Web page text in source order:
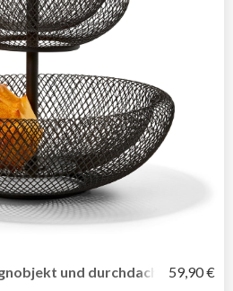
und durchdachter59,90 €